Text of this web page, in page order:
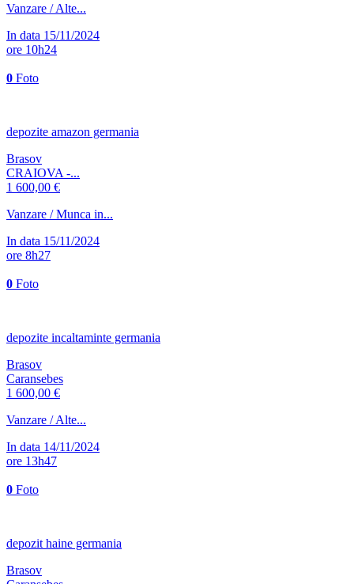
Vanzare / Alte...
In data 15/11/2024
ore 10h24
0 Foto
depozite amazon germania
Brasov
CRAIOVA -...
1 600,00 €
Vanzare / Munca in...
In data 15/11/2024
ore 8h27
0 Foto
depozite incaltaminte germania
Brasov
Caransebes
1 600,00 €
Vanzare / Alte...
In data 14/11/2024
ore 13h47
0 Foto
depozit haine germania
Brasov